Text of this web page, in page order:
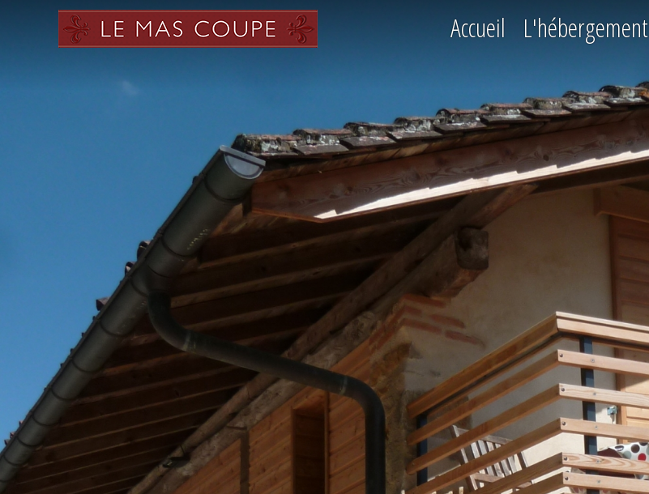
Accueil L'hébergement